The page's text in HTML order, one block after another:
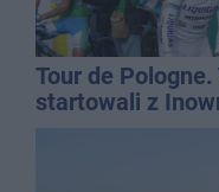
Tour de
startowali z